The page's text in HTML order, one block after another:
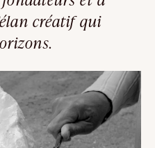
créatif qui